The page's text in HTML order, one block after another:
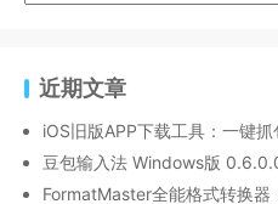
近期文章
iOS旧版APP下载工具：一键
豆包输入法 Windows版
FormatMaster全能格式转换